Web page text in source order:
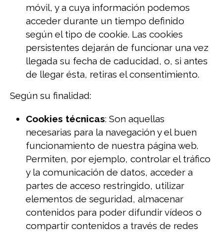
móvil, y a cuya información podemos
acceder durante un tiempo definido
según el tipo de cookie. Las cookies
persistentes dejarán de funcionar una vez
llegada su fecha de caducidad, o, si antes
de llegar ésta, retiras el consentimiento.
Según su finalidad:
Cookies técnicas: Son aquellas
necesarias para la navegación y el buen
funcionamiento de nuestra página web.
Permiten, por ejemplo, controlar el tráfico
y la comunicación de datos, acceder a
partes de acceso restringido, utilizar
elementos de seguridad, almacenar
contenidos para poder difundir vídeos o
compartir contenidos a través de redes